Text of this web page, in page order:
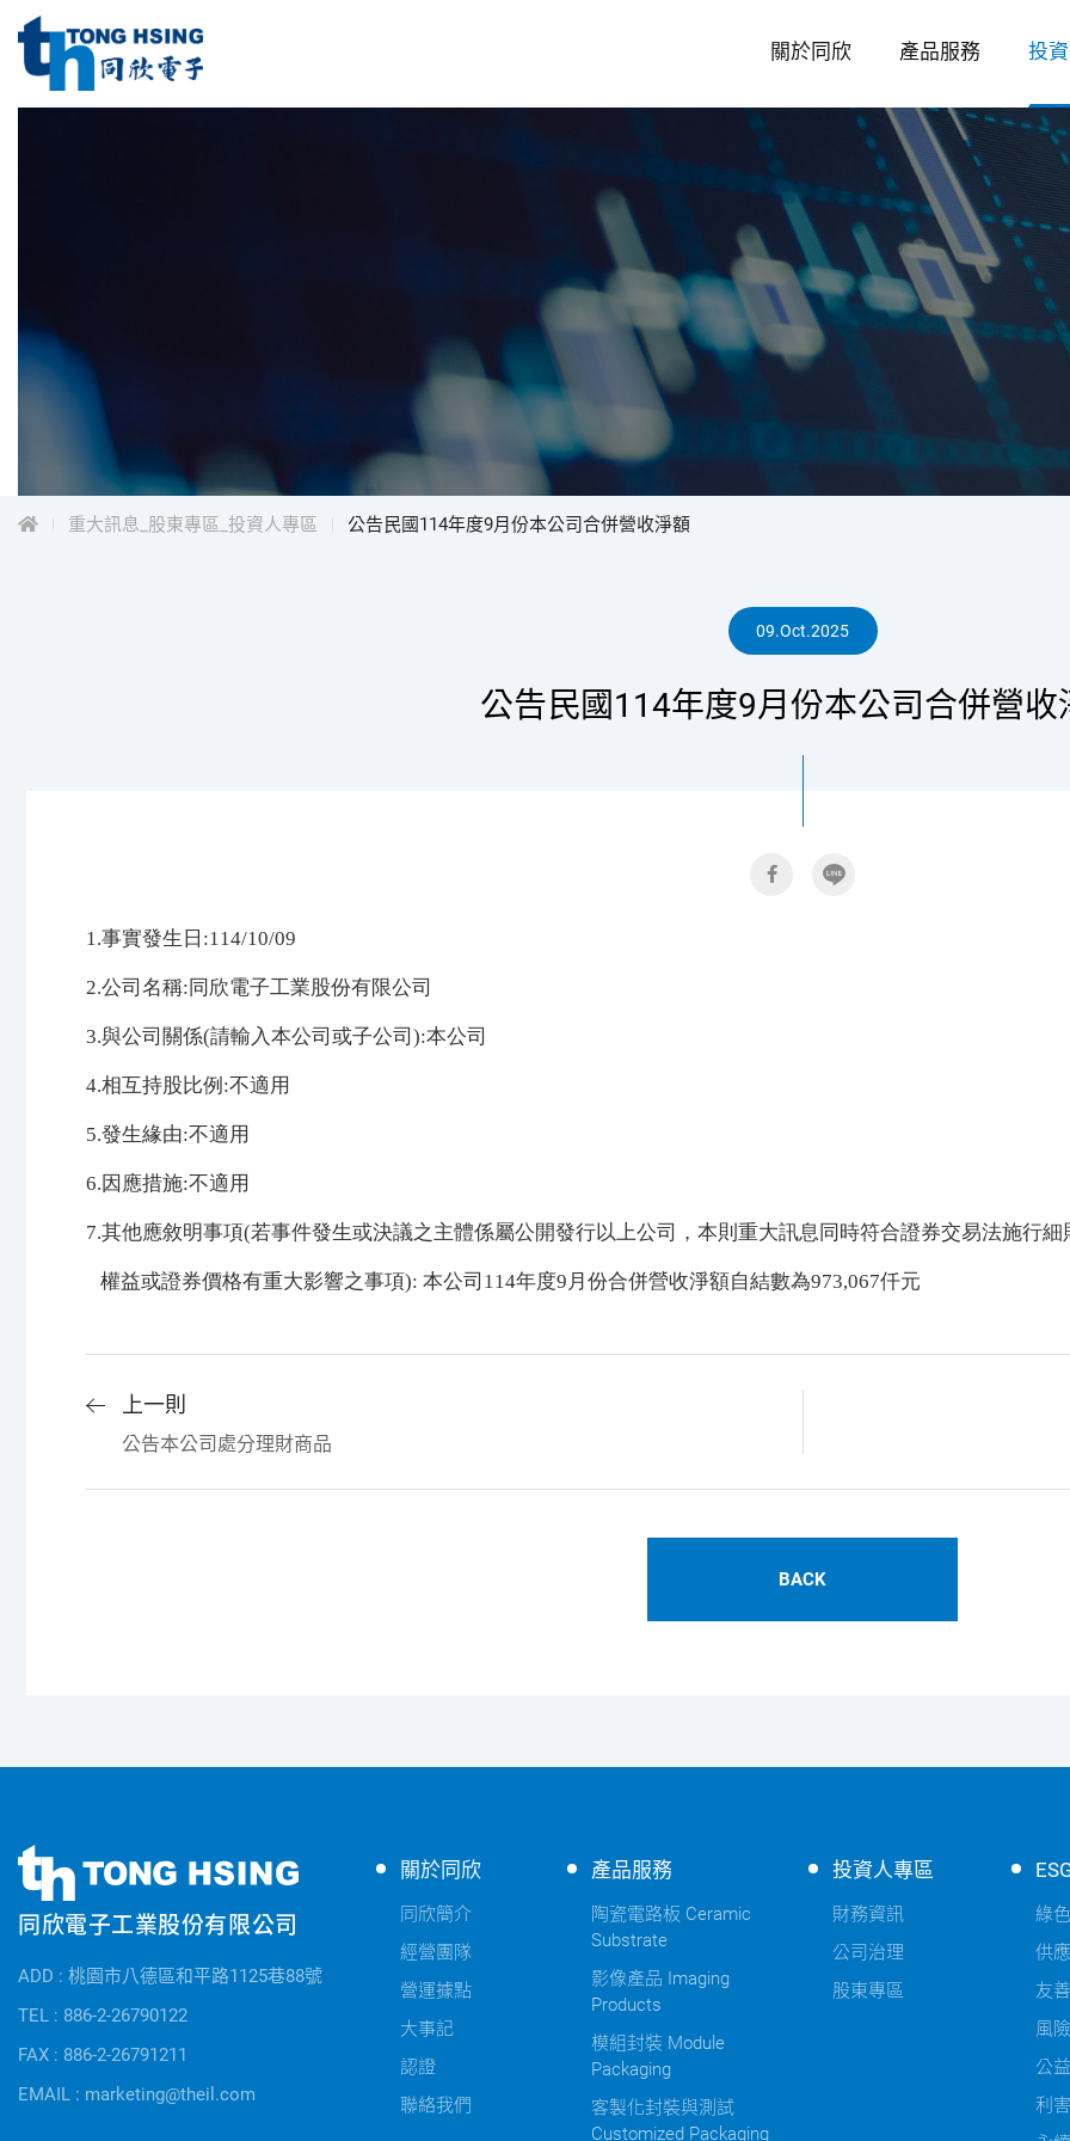
同
股
份
有
司
子
Menu
關於同欣 產品服務 投
投
資
人
專
區
重大訊息_股東專區_投資人專區 公告民國114年度9月份本公司合併營收淨額
09.Oct.2025
公告民國114年度9月份本公司合併營收
1.事實發生日:114/10/09
2.公司名稱:同欣電子工業股份有限公司
3.與公司關係(請輸入本公司或子公司):本公司
4.相互持股比例:不適用
5.發生緣由:不適用
6.因應措施:不適用
7.其他應敘明事項(若事件發生或決議之主體係屬公開發行以上公司，本則重大訊息同時符合證券交易法施行
權益或證券價格有重大影響之事項): 本公司114年度9月份合併營收淨額自結數為973,067仟元
上一則
公告本公司處分理財商品
BACK
同
欣
電
公
司
訊
同欣電子工業股份有限公司
ADD : 桃園市八德區和平路1125巷88號
TEL : 886-2-26790122
FAX : 886-2-26791211
EMAIL : marketing@theil.com
同
關於同欣
同欣簡介
經營團隊
營運據點
大事記
認證
聯絡我們
產品服務
陶瓷電路板 Ceramic
Substrate
影像產品 Imaging
Products
模組封裝 Module
Packaging
客製化封裝與測試
Customized Packaging
投資人專區
財務資訊
公司治理
股東專區
綠
供
友
風
公
利